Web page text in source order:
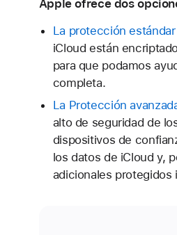
Apple ofrece dos
La protección
iCloud están
para que podamos
completa.
La Protección
alto de seguridad de
dispositivos de
los datos de iCloud y,
adicionales protegidos